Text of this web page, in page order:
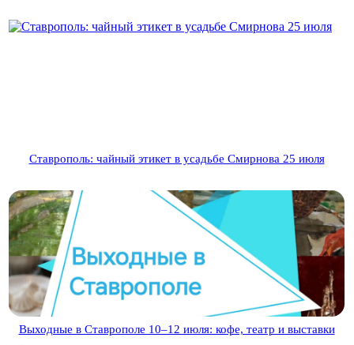
Ставрополь: чайный этикет в усадьбе Смирнова 25 июля
Выходные в Ставрополе 10–12 июля: кофе, театр и выставки